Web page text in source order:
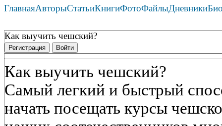
ГлавнаяАвторыСтатьиКнигиФотоФайлыДневники
Как выучить чешский?
Регистрация Войти
Как выучить чешский?
Самый легкий и быстрый
начать посещать курсы